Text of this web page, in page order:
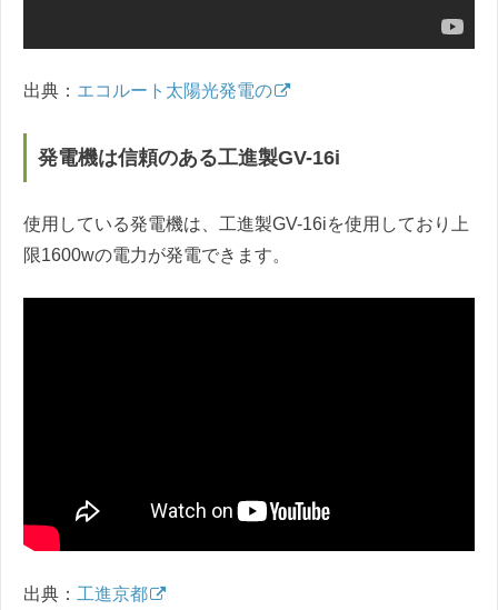
出典： エコルート太陽光発電の
発電機は信頼のある工進製GV-16i
使用している発電機は、工進製GV-16iを使用しており上
限1600wの電力が発電できます。
出典： 工進京都